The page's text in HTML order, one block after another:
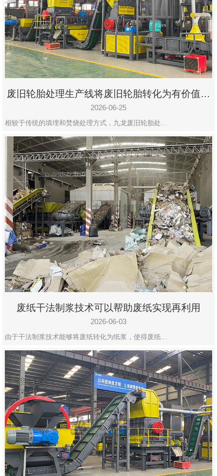
废旧轮胎处理生产线将废旧轮胎转化为有价值的
资源
2026-06-25
相较于传统的填埋和焚烧处理方式，九龙废旧轮胎处…
废纸干法制浆技术可以帮助废纸实现再利用
2026-06-03
由于干法制浆技术能够将废纸转化为纸浆，使得废纸…